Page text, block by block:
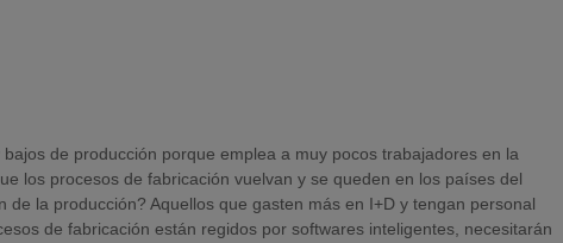
de producción porque emplea a muy pocos trabajadores en la
los procesos de fabricación vuelvan y se queden en los países del
la producción? Aquellos que gasten más en I+D y tengan personal
de fabricación están regidos por softwares inteligentes, necesitarán